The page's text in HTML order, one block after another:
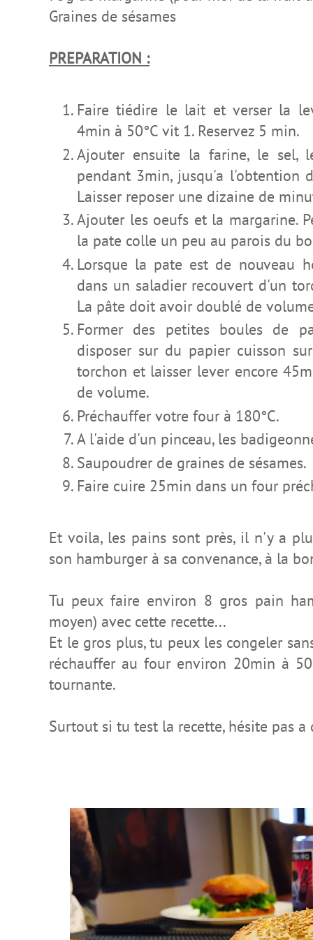
Graines de sésames
PREPARATION :
Faire tiédire le lait et verser la
4min à 50°C vit 1. Reservez 5 min.
Ajouter ensuite la farine, le sel,
pendant 3min, jusqu'a l'obtention
Laisser reposer une dizaine de
Ajouter les oeufs et la margarine.
la pate colle un peu au parois du
Lorsque la pate est de nouveau
dans un saladier recouvert d'un
La pâte doit avoir doublé de
Former des petites boules de
disposer sur du papier cuisson
torchon et laisser lever encore
de volume.
Préchauffer votre four à 180°C.
A l'aide d'un pinceau, les
Saupoudrer de graines de sésames.
Faire cuire 25min dans un four
Et voila, les pains sont près, il n'y a
son hamburger à sa convenance, à la
Tu peux faire environ 8 gros pain
moyen) avec cette recette...
Et le gros plus, tu peux les congeler
réchauffer au four environ 20min à
tournante.
Surtout si tu test la recette, hésite pas